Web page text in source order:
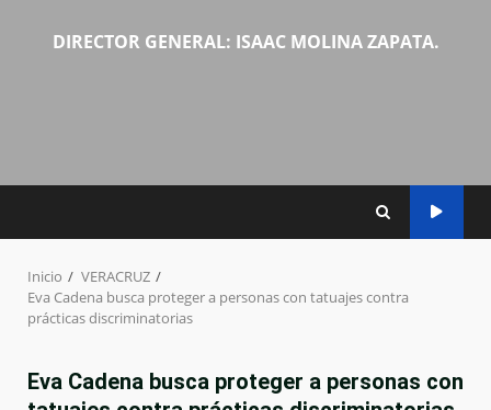
DIRECTOR GENERAL: ISAAC MOLINA ZAPATA.
Inicio
VERACRUZ
Eva Cadena busca proteger a personas con tatuajes contra
prácticas discriminatorias
Eva Cadena busca proteger a personas con